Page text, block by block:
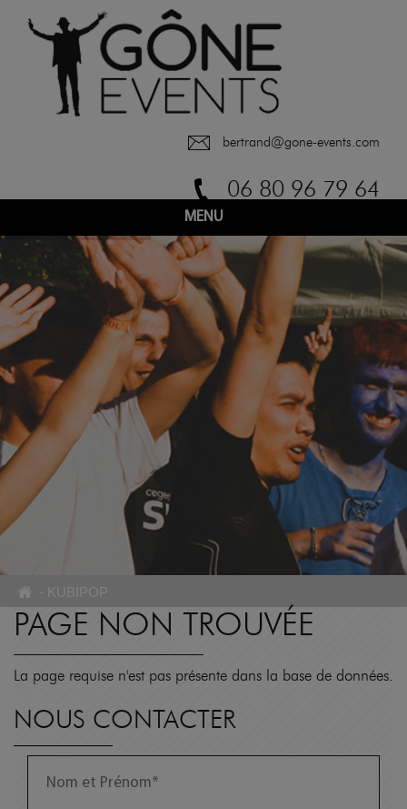
bertrand@gone-events.com
06 80 96 79 64
MENU
- KUBIPOP
PAGE NON TROUVÉE
La page requise n'est pas présente dans la base de données.
NOUS CONTACTER